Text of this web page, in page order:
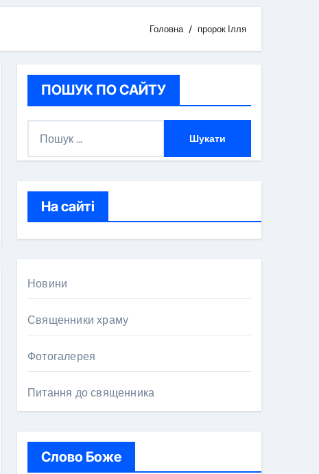
Головна пророк Ілля
ПОШУК ПО САЙТУ
:
На сайті
Новини
Священники храму
Фотогалерея
Питання до священника
Слово Боже